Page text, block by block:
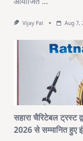
Vijay Pal Aug 7,
सहारा चैरिटेबल ट्रस्ट
2026 से सम्मानित हुए